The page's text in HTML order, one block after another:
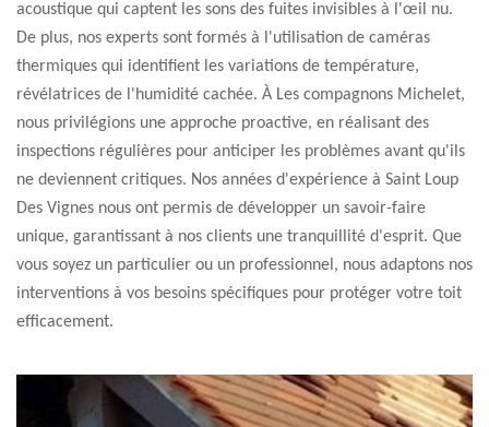
acoustique qui captent les sons des fuites invisibles à l'œil nu.
De plus, nos experts sont formés à l'utilisation de caméras
thermiques qui identifient les variations de température,
révélatrices de l'humidité cachée. À Les compagnons Michelet,
nous privilégions une approche proactive, en réalisant des
inspections régulières pour anticiper les problèmes avant qu'ils
ne deviennent critiques. Nos années d'expérience à Saint Loup
Des Vignes nous ont permis de développer un savoir-faire
unique, garantissant à nos clients une tranquillité d'esprit. Que
vous soyez un particulier ou un professionnel, nous adaptons nos
interventions à vos besoins spécifiques pour protéger votre toit
efficacement.